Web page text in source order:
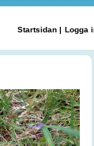
Startsidan | Logga